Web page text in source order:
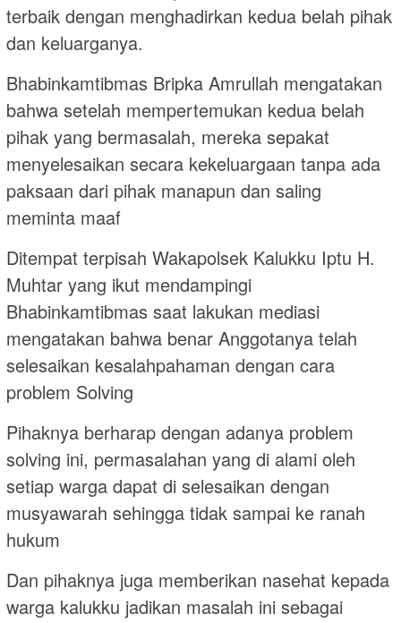
terbaik dengan menghadirkan kedua belah pihak
dan keluarganya.
Bhabinkamtibmas Bripka Amrullah mengatakan
bahwa setelah mempertemukan kedua belah
pihak yang bermasalah, mereka sepakat
menyelesaikan secara kekeluargaan tanpa ada
paksaan dari pihak manapun dan saling
meminta maaf
Ditempat terpisah Wakapolsek Kalukku Iptu H.
Muhtar yang ikut mendampingi
Bhabinkamtibmas saat lakukan mediasi
mengatakan bahwa benar Anggotanya telah
selesaikan kesalahpahaman dengan cara
problem Solving
Pihaknya berharap dengan adanya problem
solving ini, permasalahan yang di alami oleh
setiap warga dapat di selesaikan dengan
musyawarah sehingga tidak sampai ke ranah
hukum
Dan pihaknya juga memberikan nasehat kepada
warga kalukku jadikan masalah ini sebagai